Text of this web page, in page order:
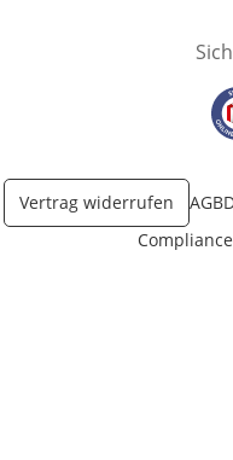
Vertrag widerrufen AGB
Compliance